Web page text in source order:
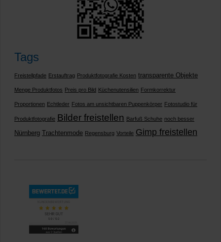
Tags
Freistellpfade Erstauftrag Produktfotografie Kosten transparente Objekte
Menge Produktfotos Preis pro Bild Küchenutensilien Formkorrektur
Proportionen Echtleder Fotos am unsichtbaren Puppenkörper Fotostudio für
Produktfotografie Bilder freistellen Barfuß Schuhe noch besser
Nürnberg Trachtenmode Regensburg Vorteile Gimp freistellen